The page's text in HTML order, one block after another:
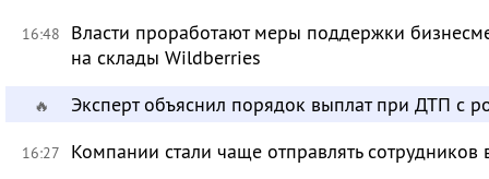
16:48
Власти проработают меры поддержки
на склады Wildberries
🔥 Эксперт объяснил порядок выплат при ДТП с
16:27 Компании стали чаще отправлять сотрудников